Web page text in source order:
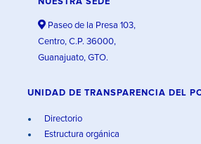
Paseo de la Presa 103,
Centro, C.P. 36000,
Guanajuato, GTO.
UNIDAD DE TRANSPARENCIA DEL
Directorio
Estructura orgánica